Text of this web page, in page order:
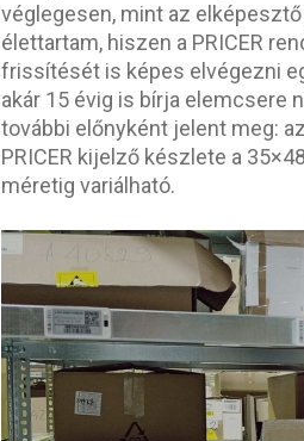
véglegesen, mint az
élettartam, hiszen a PRICER
frissítését is képes elvégezni
akár 15 évig is bírja elemcsere
további előnyként jelent meg:
PRICER kijelző készlete a
méretig variálható.